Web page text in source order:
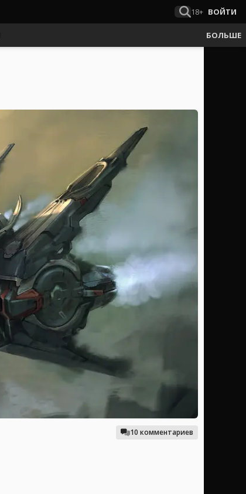
18+ ВОЙТИ
БОЛЬШЕ
10 комментариев